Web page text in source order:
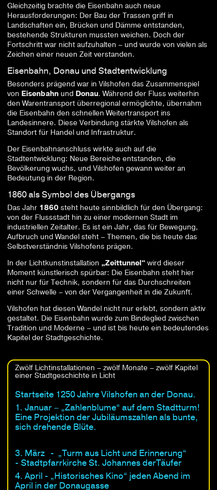
Gleichzeitig brachte die Eisenbahn auch neue
Herausforderungen: Der Bau der Trassen griff in
Landschaften ein, Brücken und Dämme entstanden,
bestehende Strukturen mussten weichen. Doch der
Fortschritt war nicht aufzuhalten – und wurde von vielen als
Zeichen einer neuen Zeit verstanden.
Eisenbahn, Donau und Stadtentwicklung
Besonders prägend war in Vilshofen das Zusammenspiel
von Eisenbahn und Donau. Während der Fluss weiterhin
den Warentransport überregional ermöglichte, übernahm
die Eisenbahn den schnellen Weitertransport ins
Landesinnere. Diese Verbindung stärkte Vilshofen als
Standort für Handel und Infrastruktur.
Der Eisenbahnanschluss wirkte auch auf die
Stadtentwicklung: Neue Bereiche entstanden, die
Bevölkerung wuchs, und Vilshofen gewann weiter an
Bedeutung in der Region.
1860 als Symbol des Übergangs
Das Jahr 1860 steht heute sinnbildlich für den Übergang:
von der Flussstadt hin zu einer modernen Stadt im
industriellen Zeitalter. Es ist ein Jahr, das für Bewegung,
Aufbruch und Wandel steht – Themen, die bis heute das
Selbstverständnis Vilshofens prägen.
In der Lichtkunstinstallation „Zeittunnel“ wird dieser
Moment künstlerisch spürbar: Die Eisenbahn steht hier
nicht nur für Technik, sondern für das Durchschreiten
einer Schwelle – von der Vergangenheit in die Zukunft.
Vilshofen hat diesen Wandel nicht nur erlebt, sondern aktiv
gestaltet. Die Eisenbahn wurde zum Bindeglied zwischen
Tradition und Moderne – und ist bis heute ein bedeutendes
Kapitel der Stadtgeschichte.
Zwölf Lichtinstallationen – zwölf Monate – zwölf Kapitel
einer Stadtgeschichte in Licht
Startseite 1250 Jahre Vilshofen an der Donau.
1. Januar – „Zahlenblume“ auf dem Stadtturm!
Eine Projektion der Jubiläumszahlen als bunte,
sich drehende Blüte.
3. März - „Turm aus Licht und Erinnerung“
- Stadtpfarrkirche St. Johannes derTäufer
4. April - „Historisches Kino“ jeden Abend im
April in der Donaugasse